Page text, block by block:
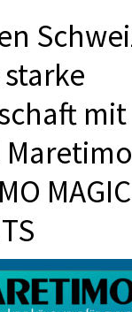
starke
mit
MAGIC